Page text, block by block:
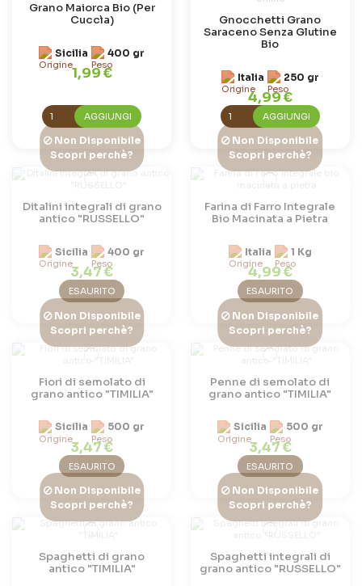
Grano Maiorca Bio (Per
Cuccìa)
Sicilia 400 gr
1,99 €
AGGIUNGI
Gnocchetti Grano
Saraceno Senza Glutine
Bio
Italia 250 gr
4,99 €
AGGIUNGI
Non Disponibile
Scopri perchè?
Ditalini integrali di grano
antico "RUSSELLO"
Sicilia 400 gr
3,47 €
ESAURITO
Non Disponibile
Scopri perchè?
Farina di Farro Integrale
Bio Macinata a Pietra
Italia 1 Kg
4,99 €
ESAURITO
Non Disponibile
Scopri perchè?
Fiori di semolato di
grano antico "TIMILIA"
Sicilia 500 gr
3,47 €
ESAURITO
Non Disponibile
Scopri perchè?
Penne di semolato di
grano antico "TIMILIA"
Sicilia 500 gr
3,47 €
ESAURITO
Non Disponibile
Scopri perchè?
Spaghetti di grano
antico "TIMILIA"
Non Disponibile
Scopri perchè?
Spaghetti integrali di
grano antico "RUSSELLO"